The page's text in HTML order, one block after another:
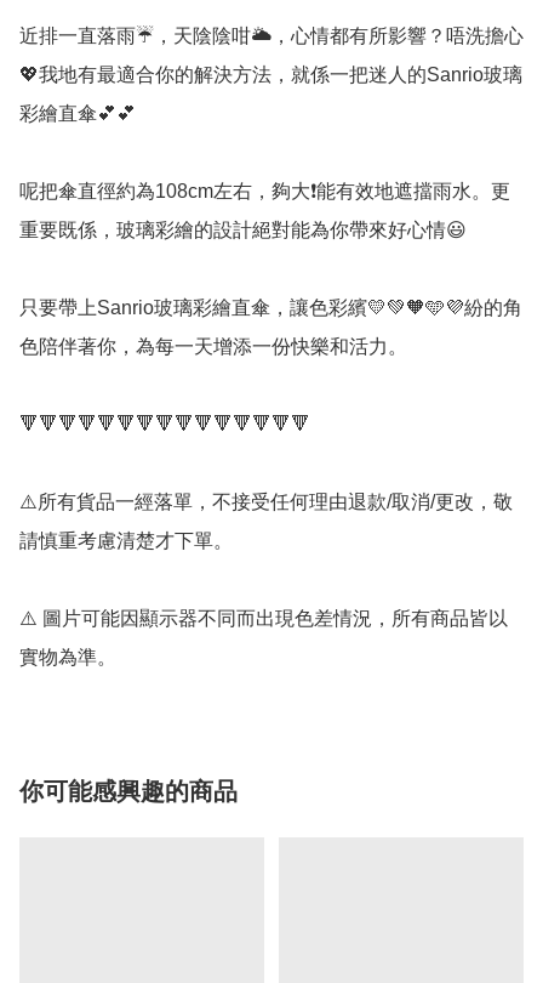
近排一直落雨☔，天陰陰咁🌥，心情都有所影響？唔洗擔心
💖我地有最適合你的解決方法，就係一把迷人的Sanrio玻璃
彩繪直傘💕💕
呢把傘直徑約為108cm左右，夠大❗能有效地遮擋雨水。更
重要既係，玻璃彩繪的設計絕對能為你帶來好心情😃
只要帶上Sanrio玻璃彩繪直傘，讓色彩繽💛💚🧡🩵💜紛的角
色陪伴著你，為每一天增添一份快樂和活力。
🔻🔻🔻🔻🔻🔻🔻🔻🔻🔻🔻🔻🔻🔻🔻
⚠️所有貨品一經落單，不接受任何理由退款/取消/更改，敬
請慎重考慮清楚才下單。
⚠️ 圖片可能因顯示器不同而出現色差情況，所有商品皆以
實物為準。
你可能感興趣的商品